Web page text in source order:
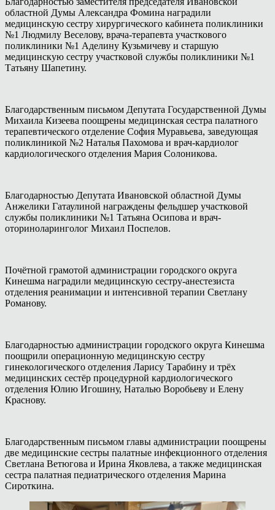
областной Думы Александра Фомина наградили
медицинскую сестру хирургического кабинета поликлиники
№1 Людмилу Веселову, врача-терапевта участкового
поликлиники №1 Аделину Кузьмичеву и старшую
медицинскую сестру участковой службы поликлиники №1
Татьяну Шапетину.
Благодарственным письмом Депутата Государственной Думы
Михаила Кизеева поощрены медицинская сестра палатного
терапевтического отделение София Муравьева, заведующая
поликлиникой №2 Наталья Пахомова и врач-кардиолог
кардиологического отделения Мария Солоникова.
Благодарностью Депутата Ивановской областной Думы
Анжелики Гатаулиной награждены фельдшер участковой
службы поликлиники №1 Татьяна Осипова и врач-
оториноларинголог Михаил Поспелов.
Почётной грамотой администрации городского округа
Кинешма наградили медицинскую сестру-анестезиста
отделения реанимации и интенсивной терапии Светлану
Романову.
Благодарностью администрации городского округа Кинешма
поощрили операционную медицинскую сестру
гинекологического отделения Ларису Тарабину и трёх
медицинских сестёр процедурной кардиологического
отделения Юлию Игошину, Наталью Воробьеву и Елену
Краснову.
Благодарственным письмом главы администрации поощрены
две медицинские сестры палатные инфекционного отделения
Светлана Ветюгова и Ирина Яковлева, а также медицинская
сестра палатная педиатрического отделения Марина
Сироткина.